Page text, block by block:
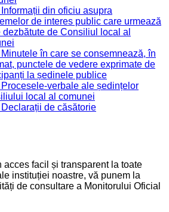
din oficiu asupra
de interes public care urmează
dezbătute de Consiliul local al
în care se consemnează, în
punctele de vedere exprimate de
la ședinele publice
verbale ale ședințelor
local al comunei
de căsătorie
acces facil și transparent la toate
instituției noastre, vă punem la
de consultare a Monitorului Oficial